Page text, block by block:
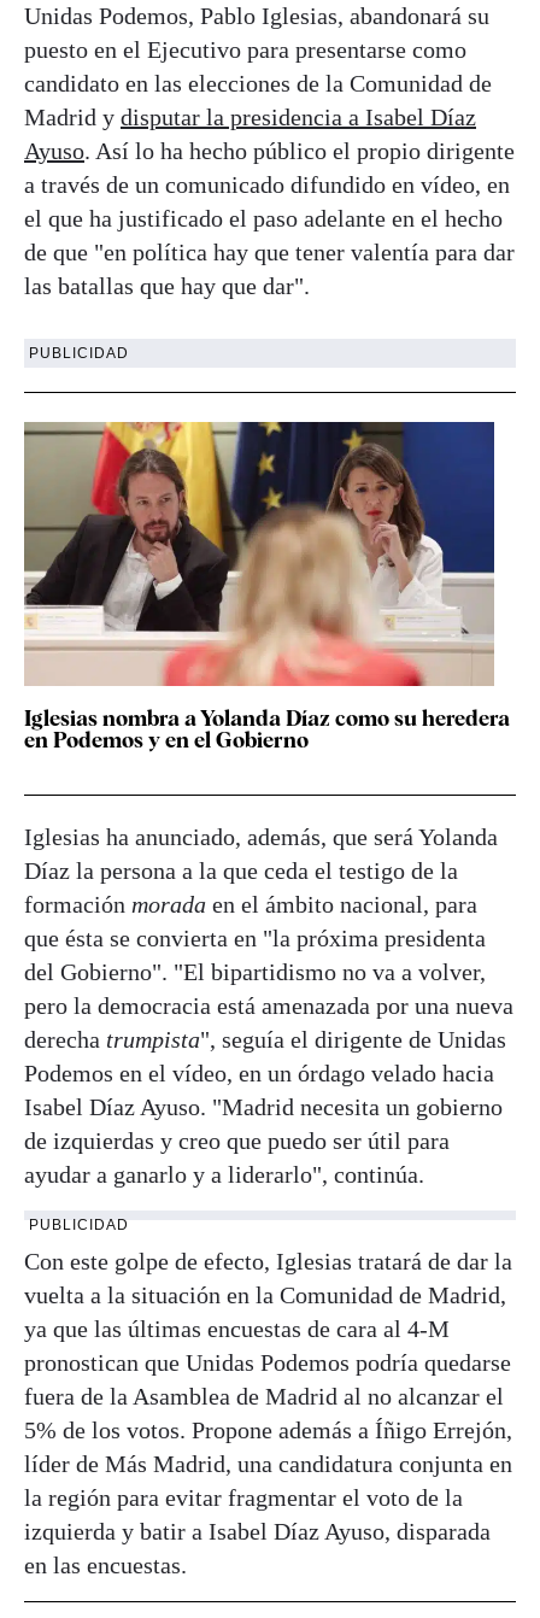
Unidas Podemos, Pablo Iglesias, abandonará su
puesto en el Ejecutivo para presentarse como
candidato en las elecciones de la Comunidad de
Madrid y disputar la presidencia a Isabel Díaz
Ayuso. Así lo ha hecho público el propio dirigente
a través de un comunicado difundido en vídeo, en
el que ha justificado el paso adelante en el hecho
de que "en política hay que tener valentía para dar
las batallas que hay que dar".
PUBLICIDAD
Iglesias nombra a Yolanda Díaz como su heredera
en Podemos y en el Gobierno
Iglesias ha anunciado, además, que será Yolanda
Díaz la persona a la que ceda el testigo de la
formación morada en el ámbito nacional, para
que ésta se convierta en "la próxima presidenta
del Gobierno". "El bipartidismo no va a volver,
pero la democracia está amenazada por una nueva
derecha trumpista", seguía el dirigente de Unidas
Podemos en el vídeo, en un órdago velado hacia
Isabel Díaz Ayuso. "Madrid necesita un gobierno
de izquierdas y creo que puedo ser útil para
ayudar a ganarlo y a liderarlo", continúa.
PUBLICIDAD
Con este golpe de efecto, Iglesias tratará de dar la
vuelta a la situación en la Comunidad de Madrid,
ya que las últimas encuestas de cara al 4-M
pronostican que Unidas Podemos podría quedarse
fuera de la Asamblea de Madrid al no alcanzar el
5% de los votos. Propone además a Íñigo Errejón,
líder de Más Madrid, una candidatura conjunta en
la región para evitar fragmentar el voto de la
izquierda y batir a Isabel Díaz Ayuso, disparada
en las encuestas.